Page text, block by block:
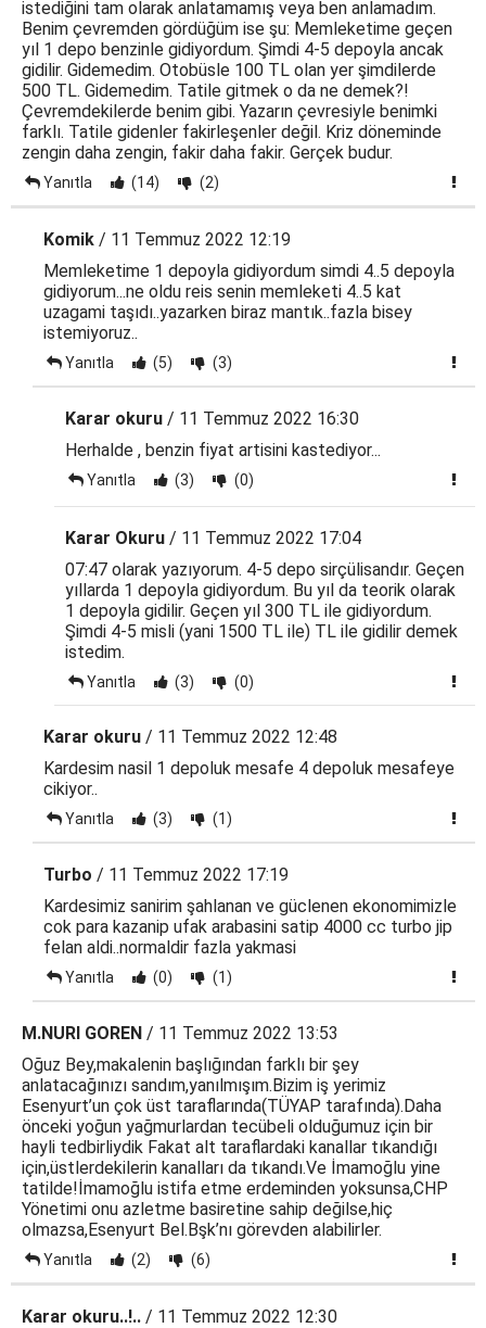
istediğini tam olarak anlatamamış veya ben anlamadım.
Benim çevremden gördüğüm ise şu: Memleketime geçen
yıl 1 depo benzinle gidiyordum. Şimdi 4-5 depoyla ancak
gidilir. Gidemedim. Otobüsle 100 TL olan yer şimdilerde
500 TL. Gidemedim. Tatile gitmek o da ne demek?!
Çevremdekilerde benim gibi. Yazarın çevresiyle benimki
farklı. Tatile gidenler fakirleşenler değil. Kriz döneminde
zengin daha zengin, fakir daha fakir. Gerçek budur.
Yanıtla (14) (2)
Komik / 11 Temmuz 2022 12:19
Memleketime 1 depoyla gidiyordum simdi 4..5 depoyla
gidiyorum...ne oldu reis senin memleketi 4..5 kat
uzagami taşıdı..yazarken biraz mantık..fazla bisey
istemiyoruz..
Yanıtla (5) (3)
Karar okuru / 11 Temmuz 2022 16:30
Herhalde , benzin fiyat artisini kastediyor...
Yanıtla (3) (0)
Karar Okuru / 11 Temmuz 2022 17:04
07:47 olarak yazıyorum. 4-5 depo sirçülisandır. Geçen
yıllarda 1 depoyla gidiyordum. Bu yıl da teorik olarak
1 depoyla gidilir. Geçen yıl 300 TL ile gidiyordum.
Şimdi 4-5 misli (yani 1500 TL ile) TL ile gidilir demek
istedim.
Yanıtla (3) (0)
Karar okuru / 11 Temmuz 2022 12:48
Kardesim nasil 1 depoluk mesafe 4 depoluk mesafeye
cikiyor..
Yanıtla (3) (1)
Turbo / 11 Temmuz 2022 17:19
Kardesimiz sanirim şahlanan ve güclenen ekonomimizle
cok para kazanip ufak arabasini satip 4000 cc turbo jip
felan aldi..normaldir fazla yakmasi
Yanıtla (0) (1)
M.NURI GOREN / 11 Temmuz 2022 13:53
Oğuz Bey,makalenin başlığından farklı bir şey
anlatacağınızı sandım,yanılmışım.Bizim iş yerimiz
Esenyurt’un çok üst taraflarında(TÜYAP tarafında).Daha
önceki yoğun yağmurlardan tecübeli olduğumuz için bir
hayli tedbirliydik Fakat alt taraflardaki kanallar tıkandığı
için,üstlerdekilerin kanalları da tıkandı.Ve İmamoğlu yine
tatilde!İmamoğlu istifa etme erdeminden yoksunsa,CHP
Yönetimi onu azletme basiretine sahip değilse,hiç
olmazsa,Esenyurt Bel.Bşk’nı görevden alabilirler.
Yanıtla (2) (6)
Karar okuru..!.. / 11 Temmuz 2022 12:30